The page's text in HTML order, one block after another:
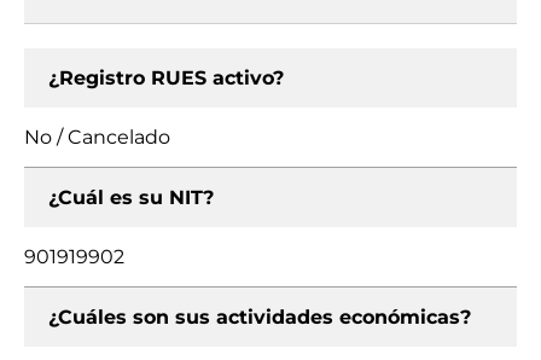
¿Registro RUES activo?
No / Cancelado
¿Cuál es su NIT?
901919902
¿Cuáles son sus actividades económicas?